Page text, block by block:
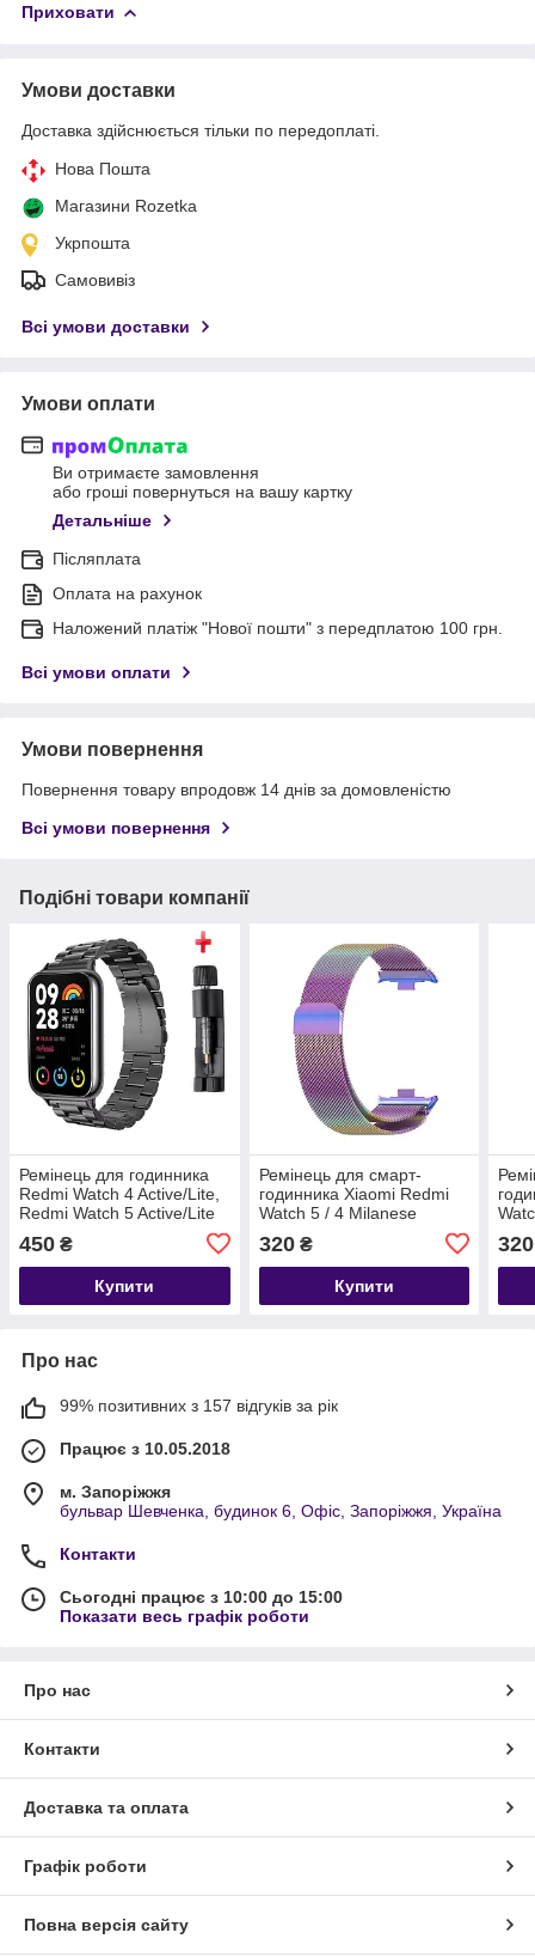
Приховати
Умови доставки
Доставка здійснюється тільки по передоплаті.
Нова Пошта
Магазини Rozetka
Укрпошта
Самовивіз
Всі умови доставки
Умови оплати
Ви отримаєте замовлення
або гроші повернуться на вашу картку
Детальніше
Післяплата
Оплата на рахунок
Наложений платіж "Нової пошти" з передплатою 100 грн.
Всі умови оплати
Умови повернення
Повернення товару впродовж 14 днів за домовленістю
Всі умови повернення
Подібні товари компанії
Ремінець для годинника
Redmi Watch 4 Active/Lite,
Redmi Watch 5 Active/Lite
450 ₴
Купити
Ремінець для смарт-
годинника Xiaomi Redmi
Watch 5 / 4 Milanese
320₴
Купити
320
Про нас
99% позитивних з 157 відгуків за рік
Працює з 10.05.2018
м. Запоріжжя
бульвар Шевченка, будинок 6, Офіс, Запоріжжя, Україна
Контакти
Сьогодні працює з 10:00 до 15:00
Показати весь графік роботи
Про нас
Контакти
Доставка та оплата
Графік роботи
Повна версія сайту